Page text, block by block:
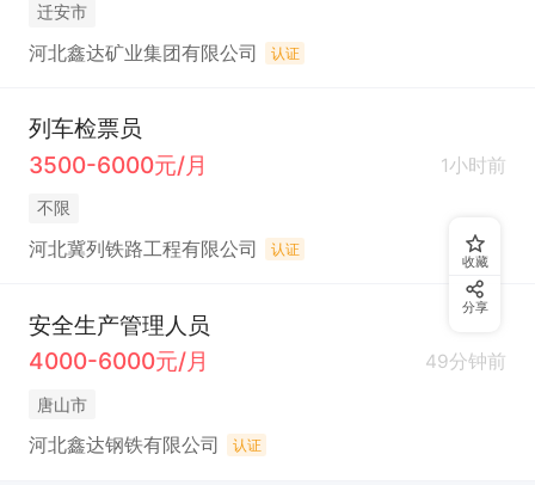
迁安市
河北鑫达矿业集团有限公司 认证
列车检票员
3500-6000元/月
1小时前
不限
河北冀列铁路工程有限公司 认证
安全生产管理人员
4000-6000元/月
49分钟前
唐山市
河北鑫达钢铁有限公司 认证
收藏
分享